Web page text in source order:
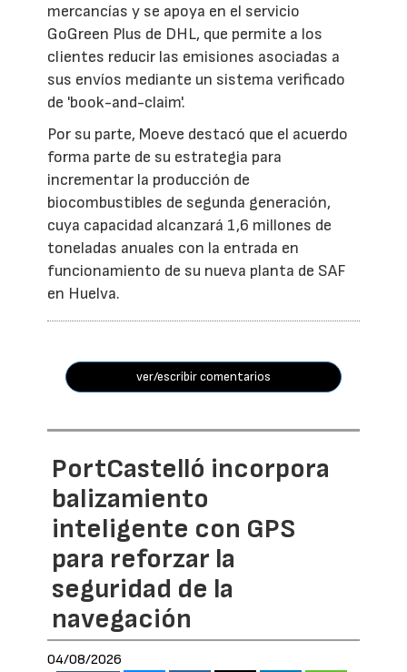
mercancías y se apoya en el servicio
GoGreen Plus de DHL, que permite a los
clientes reducir las emisiones asociadas a
sus envíos mediante un sistema verificado
de 'book-and-claim'.
Por su parte, Moeve destacó que el acuerdo
forma parte de su estrategia para
incrementar la producción de
biocombustibles de segunda generación,
cuya capacidad alcanzará 1,6 millones de
toneladas anuales con la entrada en
funcionamiento de su nueva planta de SAF
en Huelva.
ver/escribir comentarios
PortCastelló incorpora
balizamiento
inteligente con GPS
para reforzar la
seguridad de la
navegación
04/08/2026